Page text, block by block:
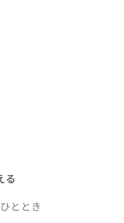
る
ととき